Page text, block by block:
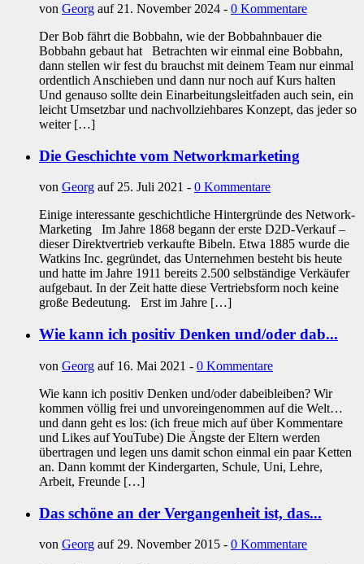
von Georg auf 21. November 2024 - 0 Kommentare
Der Bob fährt die Bobbahn, wie der Bobbahnbauer die
Bobbahn gebaut hat Betrachten wir einmal eine Bobbahn,
dann stellen wir fest du brauchst mit deinem Team nur einmal
ordentlich Anschieben und dann nur noch auf Kurs halten
Und genauso sollte dein Einarbeitungsleitfaden auch sein, ein
leicht Umsetzbar und nachvollziehbares Konzept, das jeder so
weiter […]
Die Geschichte vom Networkmarketing
von Georg auf 25. Juli 2021 - 0 Kommentare
Einige interessante geschichtliche Hintergründe des Network-
Marketing Im Jahre 1868 begann der erste D2D-Verkauf –
dieser Direktvertrieb verkaufte Bibeln. Etwa 1885 wurde die
Watkins Inc. gegründet, das Unternehmen besteht bis heute
und hatte im Jahre 1911 bereits 2.500 selbständige Verkäufer
aufgebaut. In der Zeit hatte diese Vertriebsform noch keine
große Bedeutung. Erst im Jahre […]
Wie kann ich positiv Denken und/oder dab...
von Georg auf 16. Mai 2021 - 0 Kommentare
Wie kann ich positiv Denken und/oder dabeibleiben? Wir
kommen völlig frei und unvoreingenommen auf die Welt…
und dann geht es los: (ich freue mich auf über Kommentare
und Likes auf YouTube) Die Ängste der Eltern werden
übertragen und legen uns damit schon einmal ein paar Ketten
an. Dann kommt der Kindergarten, Schule, Uni, Lehre,
Arbeit, Freunde […]
Das schöne an der Vergangenheit ist, das...
von Georg auf 29. November 2015 - 0 Kommentare